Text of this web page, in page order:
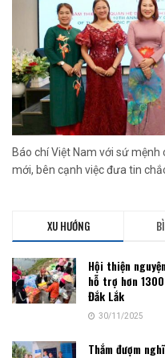
Báo chí Việt Nam với sứ
mới, bên cạnh việc đưa tin
XU HƯỚNG
Hội thiện
hỗ trợ hơn
Đắk Lắk
30/11/2025
Thắm đượm